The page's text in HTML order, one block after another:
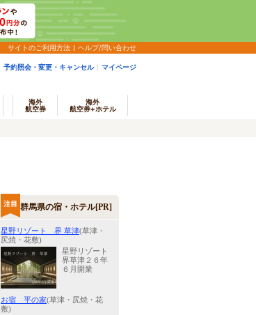
サイトのご利用方法 ヘルプ/問い合わせ
予約照会・変更・キャンセル マイページ
海外
航空券
海外
航空券+ホテル
群馬県の宿・ホテル[PR]
星野リゾート 界 草津(草津・
尻焼・花敷)
星野リゾート
界草津２６年
６月開業
お宿 平の家(草津・尻焼・花
敷)